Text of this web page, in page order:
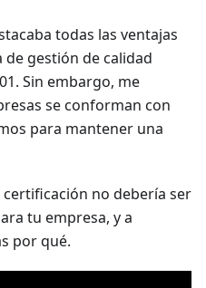
todas las ventajas
gestión de calidad
Sin embargo, me
se conforman con
para mantener una
no debería ser
tu empresa, y a
por qué.